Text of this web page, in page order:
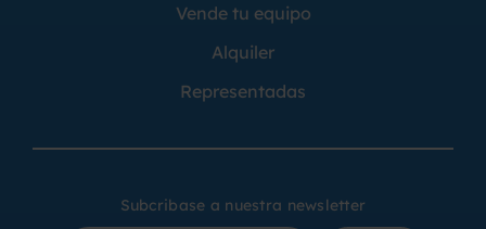
Vende tu equipo
Alquiler
Representadas
Subcribase a nuestra newsletter